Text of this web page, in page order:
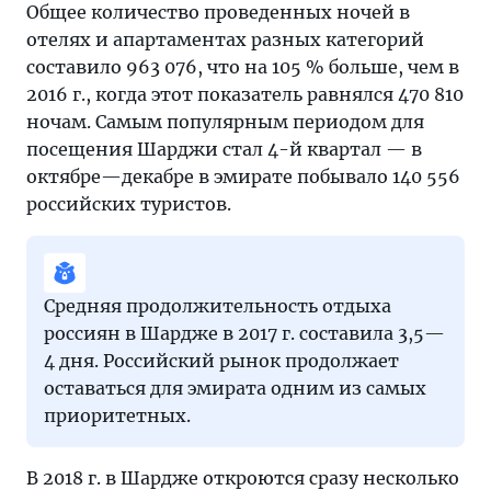
и
полезная
информация
в
цифрах
о
мире
туризма
«Тонкостях».
Общее количество проведенных ночей в
отелях и апартаментах разных категорий
составило 963 076, что на 105 % больше, чем в
2016 г., когда этот показатель равнялся 470 810
ночам. Самым популярным периодом для
посещения Шарджи стал 4-й квартал — в
октябре—декабре в эмирате побывало 140 556
российских туристов.
Средняя продолжительность отдыха
россиян в Шардже в 2017 г. составила 3,5—
4 дня. Российский рынок продолжает
оставаться для эмирата одним из самых
приоритетных.
В 2018 г. в Шардже откроются сразу несколько